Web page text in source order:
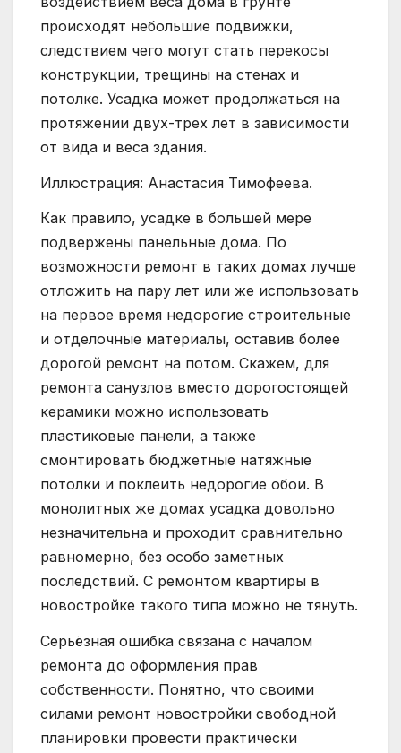
происходят небольшие подвижки,
следствием чего могут стать перекосы
конструкции, трещины на стенах и
потолке. Усадка может продолжаться на
протяжении двух-трех лет в зависимости
от вида и веса здания.
Иллюстрация: Анастасия Тимофеева.
Как правило, усадке в большей мере
подвержены панельные дома. По
возможности ремонт в таких домах лучше
отложить на пару лет или же использовать
на первое время недорогие строительные
и отделочные материалы, оставив более
дорогой ремонт на потом. Скажем, для
ремонта санузлов вместо дорогостоящей
керамики можно использовать
пластиковые панели, а также
смонтировать бюджетные натяжные
потолки и поклеить недорогие обои. В
монолитных же домах усадка довольно
незначительна и проходит сравнительно
равномерно, без особо заметных
последствий. С ремонтом квартиры в
новостройке такого типа можно не тянуть.
Серьёзная ошибка связана с началом
ремонта до оформления прав
собственности. Понятно, что своими
силами ремонт новостройки свободной
планировки провести практически